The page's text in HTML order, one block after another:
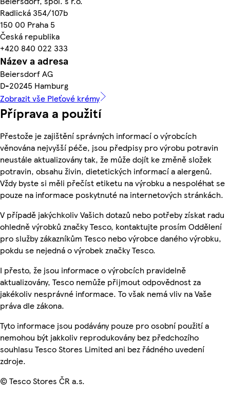
Radlická 354/107b
150 00 Praha 5
Česká republika
+420 840 022 333
Název a adresa
Beiersdorf AG
D-20245 Hamburg
Zobrazit vše Pleťové krémy
Příprava a použití
Přestože je zajištění správných informací o výrobcích
věnována nejvyšší péče, jsou předpisy pro výrobu potravin
neustále aktualizovány tak, že může dojít ke změně složek
potravin, obsahu živin, dietetických informací a alergenů.
Vždy byste si měli přečíst etiketu na výrobku a nespoléhat se
pouze na informace poskytnuté na internetových stránkách.
V případě jakýchkoliv Vašich dotazů nebo potřeby získat radu
ohledně výrobků značky Tesco, kontaktujte prosím Oddělení
pro služby zákazníkům Tesco nebo výrobce daného výrobku,
pokdu se nejedná o výrobek značky Tesco.
I přesto, že jsou informace o výrobcích pravidelně
aktualizovány, Tesco nemůže přijmout odpovědnost za
jakékoliv nesprávné informace. To však nemá vliv na Vaše
práva dle zákona.
Tyto informace jsou podávány pouze pro osobní použití a
nemohou být jakkoliv reprodukovány bez předchozího
souhlasu Tesco Stores Limited ani bez řádného uvedení
zdroje.
© Tesco Stores ČR a.s.